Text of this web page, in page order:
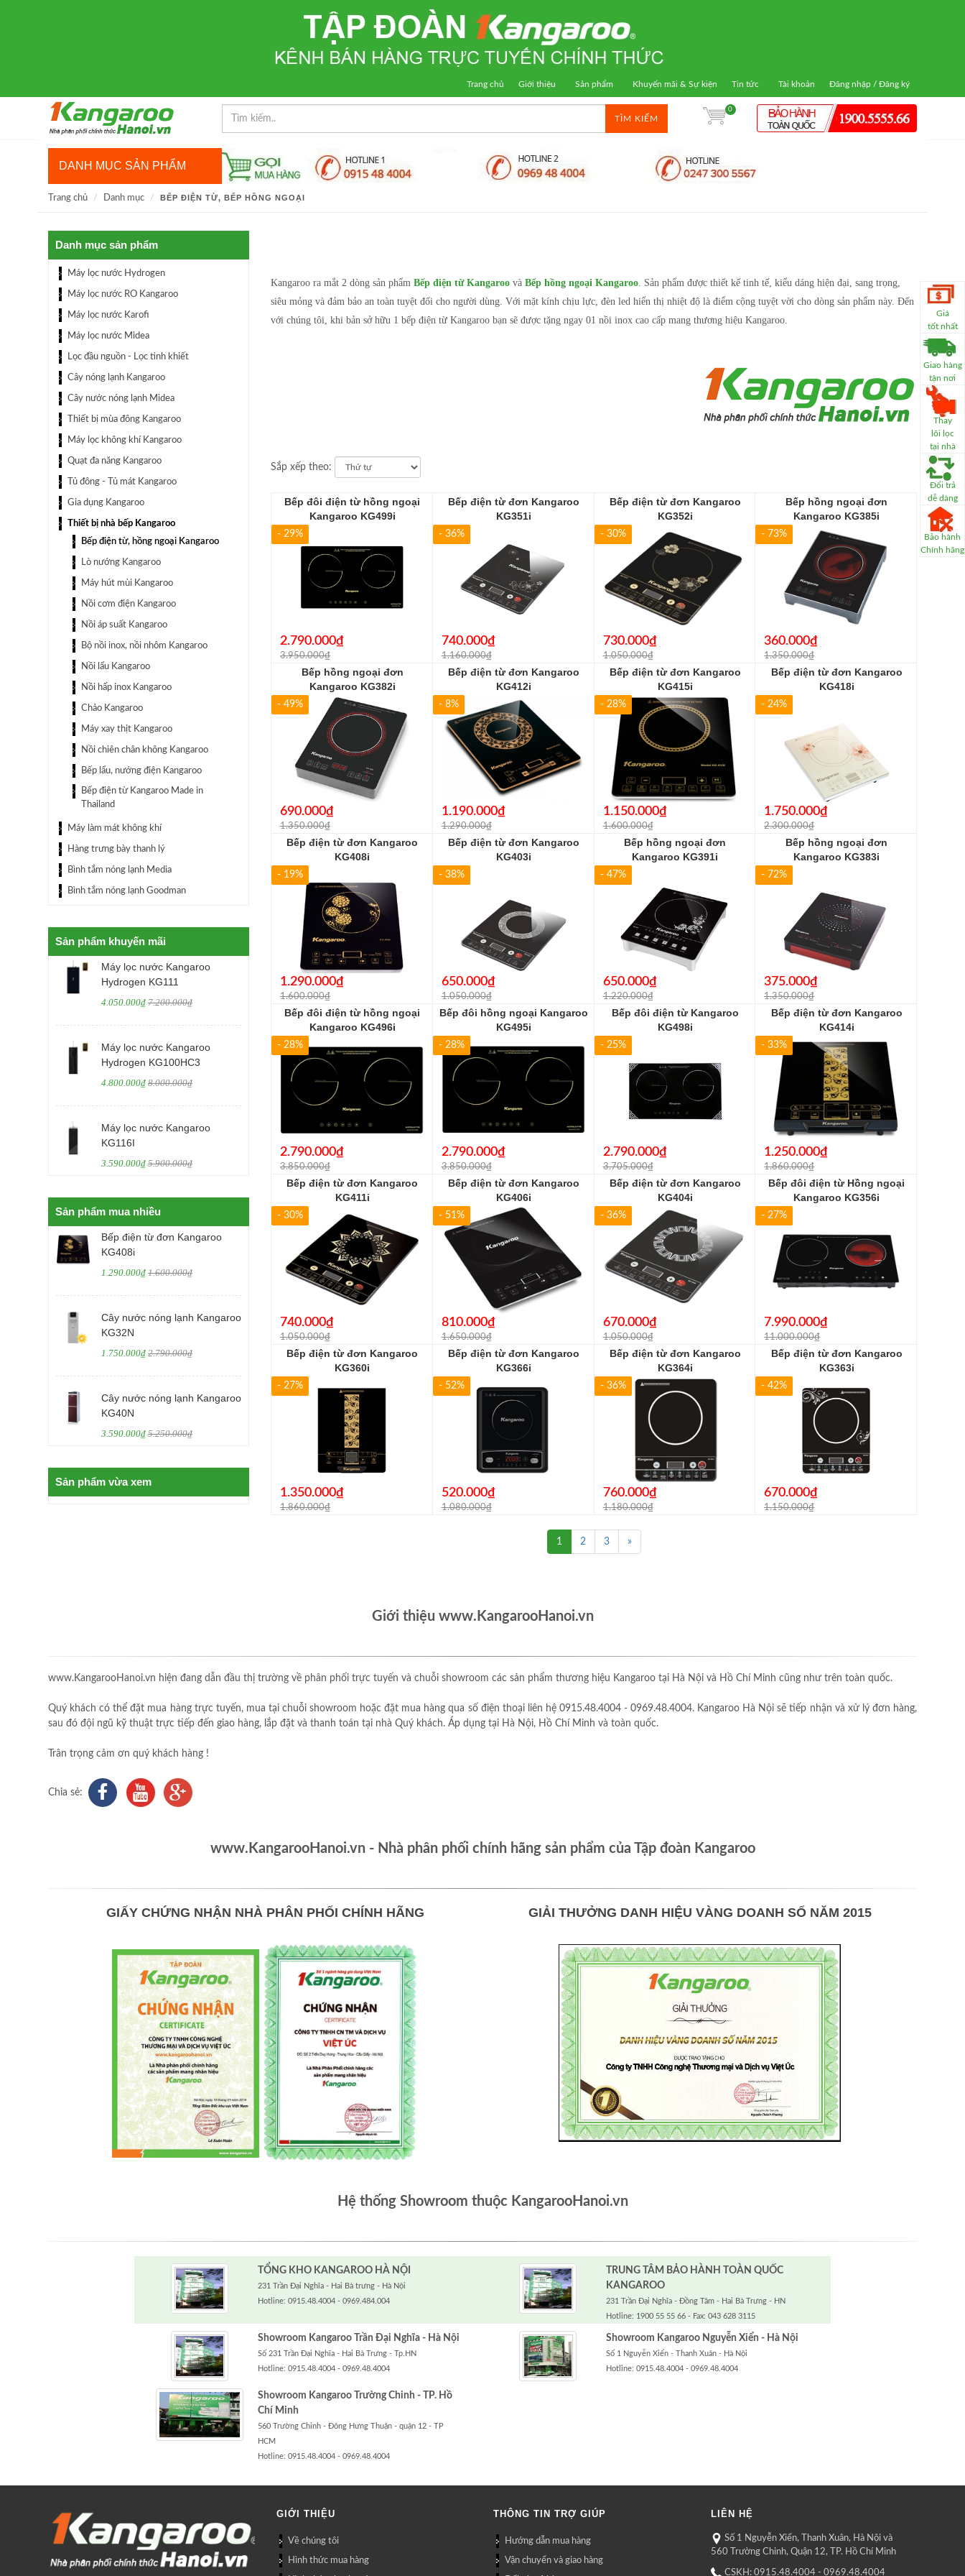
Giá
tốt nhất
Giao hàng
tận nơi
Thay
lõi lọc
tại nhà
Đổi trả
dễ dàng
Bảo hành
Chính hãng
Trang chủ Giới thiệu Sản phẩm Khuyến mãi & Sự kiện Tin tức Tài khoản Đăng nhập / Đăng ký
TÌM KIẾM
0
DANH MỤC SẢN PHẨM
Trang chủ Danh mục BẾP ĐIỆN TỪ, BẾP HỒNG NGOẠI
Kangaroo ra mắt 2 dòng sản phẩm Bếp điện từ Kangaroo và Bếp hồng ngoại Kangaroo. Sản phẩm được thiết kế tinh tế, kiểu dáng hiện đại, sang trọng,
siêu mỏng và đảm bảo an toàn tuyệt đối cho người dùng. Với mặt kính chịu lực, đèn led hiển thị nhiệt độ là điểm cộng tuyệt vời cho dòng sản phẩm này. Đến
với chúng tôi, khi bản sở hữu 1 bếp điện từ Kangaroo bạn sẽ được tặng ngay 01 nồi inox cao cấp mang thương hiệu Kangaroo.
Sắp xếp theo:
Bếp đôi điện từ hồng ngoại
Kangaroo KG499i
- 29%
2.790.000₫
3.950.000₫
Bếp điện từ đơn Kangaroo
KG351i
- 36%
740.000₫
1.160.000₫
Bếp điện từ đơn Kangaroo
KG352i
- 30%
730.000₫
1.050.000₫
Bếp hồng ngoại đơn
Kangaroo KG385i
- 73%
360.000₫
1.350.000₫
Bếp hồng ngoại đơn
Kangaroo KG382i
- 49%
690.000₫
1.350.000₫
Bếp điện từ đơn Kangaroo
KG412i
- 8%
1.190.000₫
1.290.000₫
Bếp điện từ đơn Kangaroo
KG415i
- 28%
1.150.000₫
1.600.000₫
Bếp điện từ đơn Kangaroo
KG418i
- 24%
1.750.000₫
2.300.000₫
Bếp điện từ đơn Kangaroo
KG408i
- 19%
1.290.000₫
1.600.000₫
Bếp điện từ đơn Kangaroo
KG403i
- 38%
650.000₫
1.050.000₫
Bếp hồng ngoại đơn
Kangaroo KG391i
- 47%
650.000₫
1.220.000₫
Bếp hồng ngoại đơn
Kangaroo KG383i
- 72%
375.000₫
1.350.000₫
Bếp đôi điện từ hồng ngoại
Kangaroo KG496i
- 28%
2.790.000₫
3.850.000₫
Bếp đôi hồng ngoại Kangaroo
KG495i
- 28%
2.790.000₫
3.850.000₫
Bếp đôi điện từ Kangaroo
KG498i
- 25%
2.790.000₫
3.705.000₫
Bếp điện từ đơn Kangaroo
KG414i
- 33%
1.250.000₫
1.860.000₫
Bếp điện từ đơn Kangaroo
KG411i
- 30%
740.000₫
1.050.000₫
Bếp điện từ đơn Kangaroo
KG406i
- 51%
810.000₫
1.650.000₫
Bếp điện từ đơn Kangaroo
KG404i
- 36%
670.000₫
1.050.000₫
Bếp đôi điện từ Hồng ngoại
Kangaroo KG356i
- 27%
7.990.000₫
11.000.000₫
Bếp điện từ đơn Kangaroo
KG360i
- 27%
1.350.000₫
1.860.000₫
Bếp điện từ đơn Kangaroo
KG366i
- 52%
520.000₫
1.080.000₫
Bếp điện từ đơn Kangaroo
KG364i
- 36%
760.000₫
1.180.000₫
Bếp điện từ đơn Kangaroo
KG363i
- 42%
670.000₫
1.150.000₫
1 2 3 »
Danh mục sản phẩm
Máy lọc nước Hydrogen
Máy lọc nước RO Kangaroo
Máy lọc nước Karofi
Máy lọc nước Midea
Lọc đầu nguồn - Lọc tinh khiết
Cây nóng lạnh Kangaroo
Cây nước nóng lạnh Midea
Thiết bị mùa đông Kangaroo
Máy lọc không khí Kangaroo
Quạt đa năng Kangaroo
Tủ đông - Tủ mát Kangaroo
Gia dụng Kangaroo
Thiết bị nhà bếp Kangaroo
Bếp điện từ, hồng ngoại Kangaroo
Lò nướng Kangaroo
Máy hút mùi Kangaroo
Nồi cơm điện Kangaroo
Nồi áp suất Kangaroo
Bộ nồi inox, nồi nhôm Kangaroo
Nồi lẩu Kangaroo
Nồi hấp inox Kangaroo
Chảo Kangaroo
Máy xay thịt Kangaroo
Nồi chiên chân không Kangaroo
Bếp lẩu, nướng điện Kangaroo
Bếp điện từ Kangaroo Made in
Thailand
Máy làm mát không khí
Hàng trưng bày thanh lý
Bình tắm nóng lạnh Media
Bình tắm nóng lạnh Goodman
Sản phẩm khuyến mãi
Máy lọc nước Kangaroo
Hydrogen KG111
4.050.000₫ 7.200.000₫
Máy lọc nước Kangaroo
Hydrogen KG100HC3
4.800.000₫ 8.000.000₫
Máy lọc nước Kangaroo
KG116I
3.590.000₫ 5.900.000₫
Sản phẩm mua nhiều
Bếp điện từ đơn Kangaroo
KG408i
1.290.000₫ 1.600.000₫
Cây nước nóng lạnh Kangaroo
KG32N
1.750.000₫ 2.790.000₫
Cây nước nóng lạnh Kangaroo
KG40N
3.590.000₫ 5.250.000₫
Sản phẩm vừa xem
Giới thiệu www.KangarooHanoi.vn
www.KangarooHanoi.vn hiện đang dẫn đầu thị trường về phân phối trực tuyến và chuỗi showroom các sản phẩm thương hiệu Kangaroo tại Hà Nội và Hồ Chí Minh cũng như trên toàn quốc.
Quý khách có thể đặt mua hàng trực tuyến, mua tại chuỗi showroom hoặc đặt mua hàng qua số điện thoại liên hệ 0915.48.4004 - 0969.48.4004. Kangaroo Hà Nội sẽ tiếp nhận và xử lý đơn hàng,
sau đó đội ngũ kỹ thuật trực tiếp đến giao hàng, lắp đặt và thanh toán tại nhà Quý khách. Áp dụng tại Hà Nội, Hồ Chí Minh và toàn quốc.
Trân trọng cảm ơn quý khách hàng !
Chia sẻ:
www.KangarooHanoi.vn - Nhà phân phối chính hãng sản phẩm của Tập đoàn Kangaroo
GIẤY CHỨNG NHẬN NHÀ PHÂN PHỐI CHÍNH HÃNG GIẢI THƯỞNG DANH HIỆU VÀNG DOANH SỐ NĂM 2015
Hệ thống Showroom thuộc KangarooHanoi.vn
TỔNG KHO KANGAROO HÀ NỘI
231 Trần Đại Nghĩa - Hai Bà trưng - Hà Nội
Hotline: 0915.48.4004 - 0969.484.004
TRUNG TÂM BẢO HÀNH TOÀN QUỐC
KANGAROO
231 Trần Đại Nghĩa - Đồng Tâm - Hai Bà Trưng - HN
Hotline: 1900 55 55 66 - Fax: 043 628 3115
Showroom Kangaroo Trần Đại Nghĩa - Hà Nội
Số 231 Trần Đại Nghĩa - Hai Bà Trưng - Tp.HN
Hotline: 0915.48.4004 - 0969.48.4004
Showroom Kangaroo Nguyễn Xiển - Hà Nội
Số 1 Nguyễn Xiển - Thanh Xuân - Hà Nội
Hotline: 0915.48.4004 - 0969.48.4004
Showroom Kangaroo Trường Chinh - TP. Hồ
Chí Minh
560 Trường Chinh - Đông Hưng Thuận - quận 12 - TP
HCM
Hotline: 0915.48.4004 - 0969.48.4004
GIỚI THIỆU
Về chúng tôi
Hình thức mua hàng
THÔNG TIN TRỢ GIÚP
Hướng dẫn mua hàng
Vận chuyển và giao hàng
LIÊN HỆ
Số 1 Nguyễn Xiển, Thanh Xuân, Hà Nội và
560 Trường Chinh, Quận 12, TP. Hồ Chí Minh
CSKH: 0915.48.4004 - 0969.48.4004